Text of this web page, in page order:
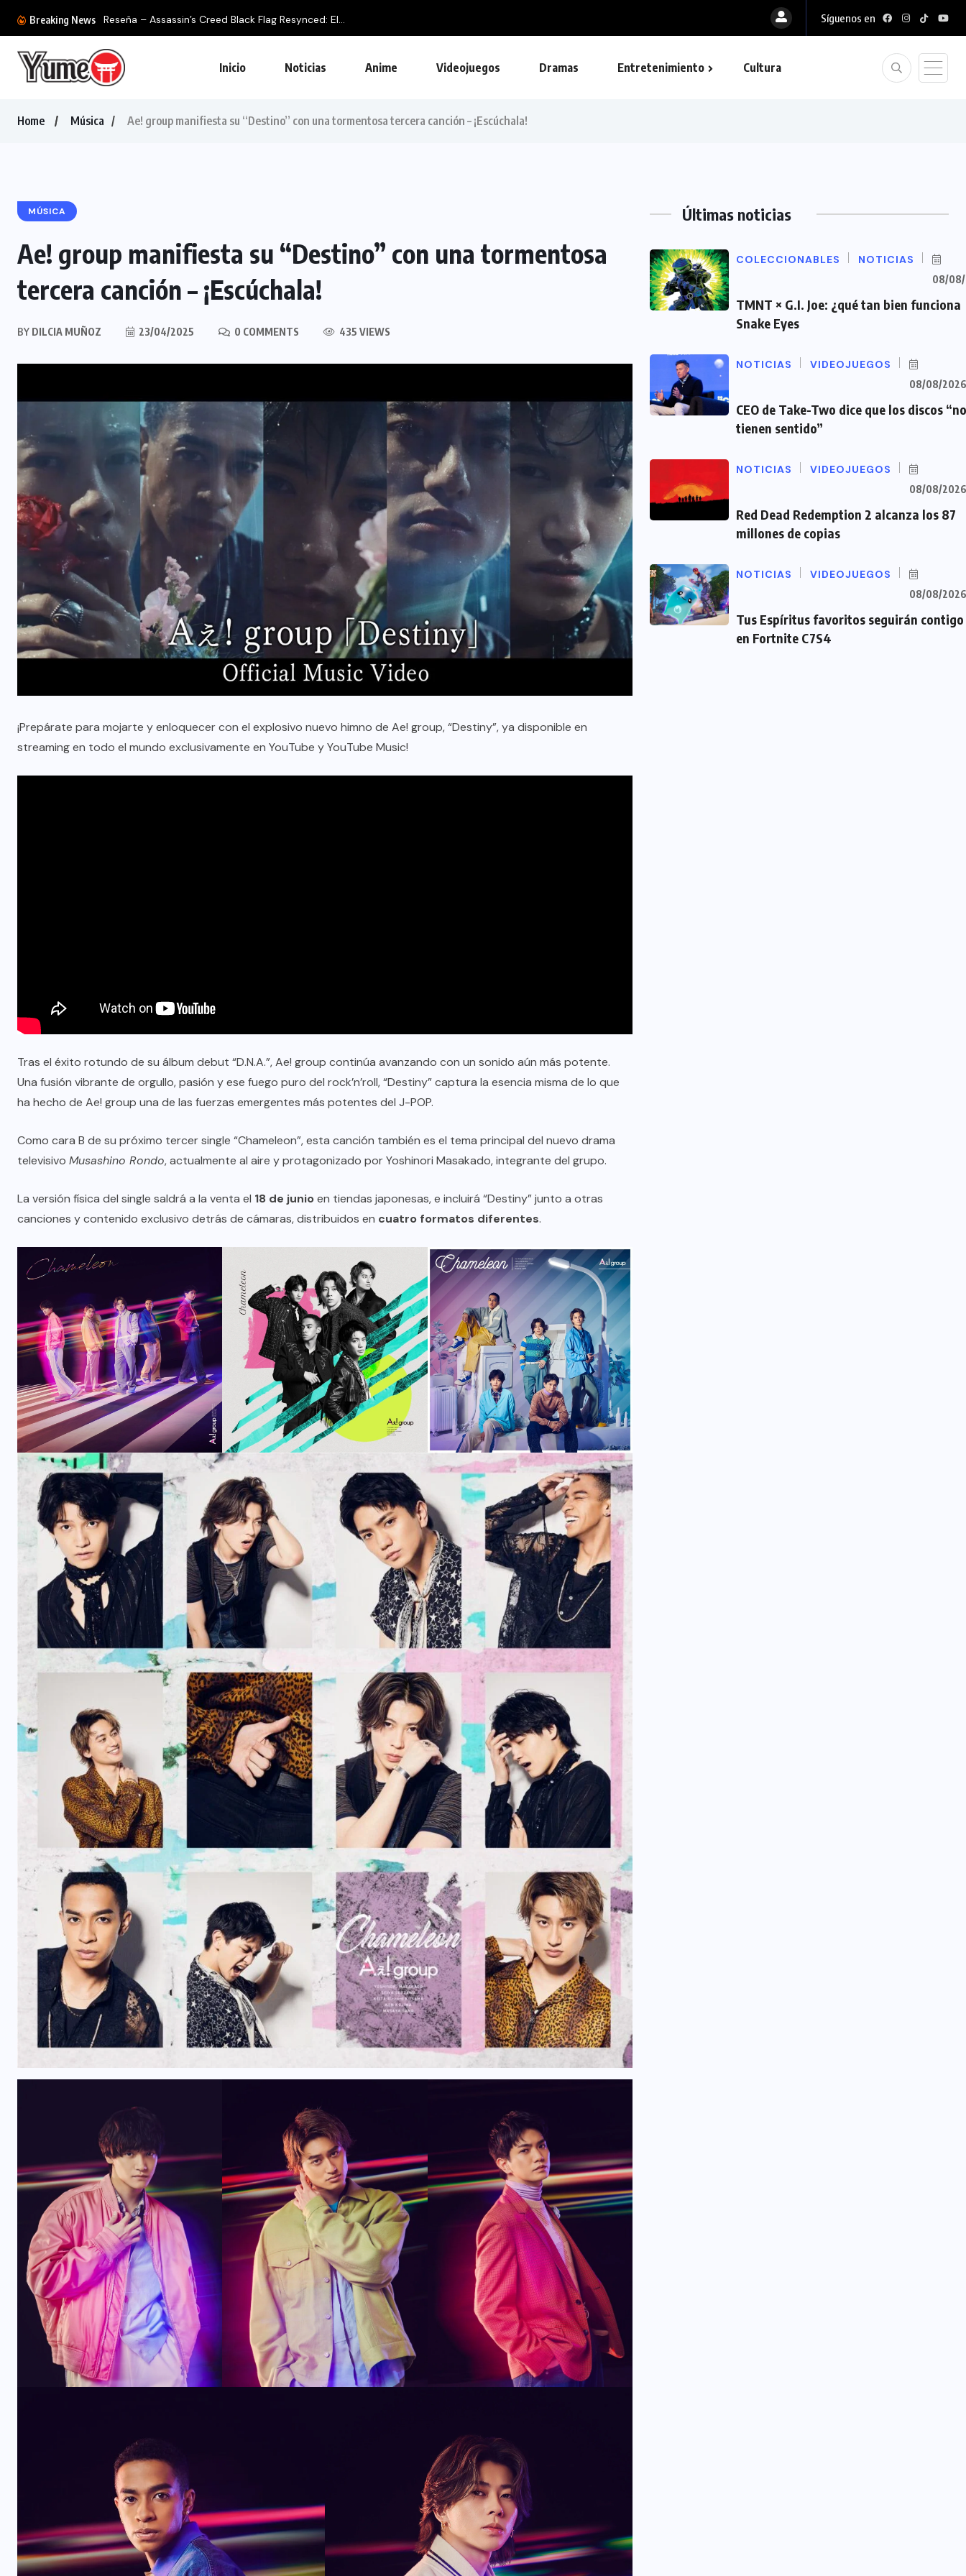
Breaking News Ya tenemos la colección definitiva de la BlizzCon... Síguenos en
Inicio Noticias Anime Videojuegos Dramas Entretenimiento Cultura
Home Música Ae! group manifiesta su “Destino” con una tormentosa tercera canción – ¡Escúchala!
MÚSICA
Ae! group manifiesta su “Destino” con una tormentosa
tercera canción – ¡Escúchala!
BY DILCIA MUÑOZ 23/04/2025 0 COMMENTS 435 VIEWS
¡Prepárate para mojarte y enloquecer con el explosivo nuevo himno de Ae! group, “Destiny”, ya disponible en
streaming en todo el mundo exclusivamente en YouTube y YouTube Music!
Tras el éxito rotundo de su álbum debut “D.N.A.”, Ae! group continúa avanzando con un sonido aún más potente.
Una fusión vibrante de orgullo, pasión y ese fuego puro del rock’n’roll, “Destiny” captura la esencia misma de lo que
ha hecho de Ae! group una de las fuerzas emergentes más potentes del J-POP.
Como cara B de su próximo tercer single “Chameleon”, esta canción también es el tema principal del nuevo drama
televisivo Musashino Rondo, actualmente al aire y protagonizado por Yoshinori Masakado, integrante del grupo.
La versión física del single saldrá a la venta el 18 de junioen tiendas japonesas, e incluirá “Destiny” junto a otras
canciones y contenido exclusivo detrás de cámaras, distribuidos en cuatro formatos diferentes.
Últimas noticias
COLECCIONABLES NOTICIAS
08/
TMNT × G.I. Joe: ¿qué tan bien funciona
Snake Eyes
NOTICIAS VIDEOJUEGOS
08/08/2026
CEO de Take-Two dice que los discos “no
tienen sentido”
NOTICIAS VIDEOJUEGOS
08/08/2026
Red Dead Redemption 2 alcanza los 87
millones de copias
NOTICIAS VIDEOJUEGOS
08/08/2026
Tus Espíritus favoritos seguirán contigo
en Fortnite C7S4